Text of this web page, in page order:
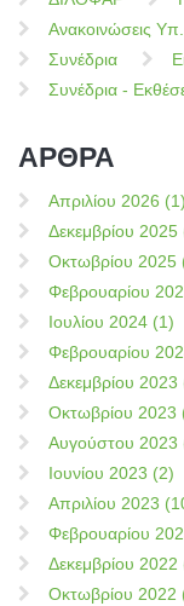
Ανακοινώσεις
Συνέδρια
Συνέδρια -
ΑΡΘΡΑ
Απριλίου 2026 (1)
Δεκεμβρίου 2025
Οκτωβρίου 2025
Φεβρουαρίου
Ιουλίου 2024 (1)
Φεβρουαρίου
Δεκεμβρίου 2023
Οκτωβρίου 2023
Αυγούστου 2023
Ιουνίου 2023 (2)
Απριλίου 2023
Φεβρουαρίου
Δεκεμβρίου 2022
Οκτωβρίου 2022